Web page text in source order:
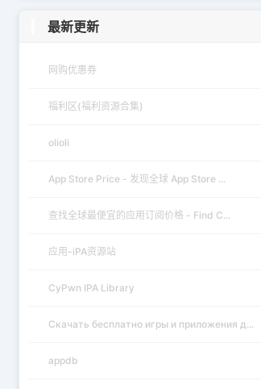
最新更新
网购优惠券
福利区(福利资源合集)
olioli
App Store Price - 发现全球 App Store ...
查找全球最便宜的应用订阅价格 - Find C...
应用-iPA资源站
CyPwn IPA Library
Скачать бесплатно игры и приложения д...
appdb